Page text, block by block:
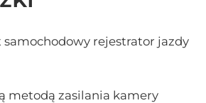
metodą zasilania kamery